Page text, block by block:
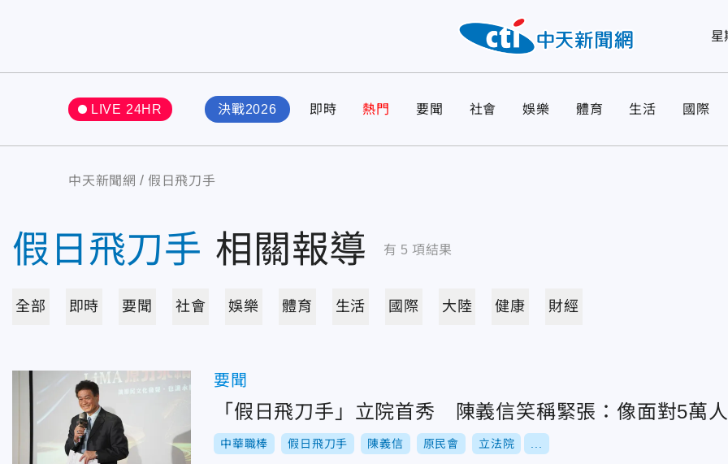
星
LIVE 24HR 決戰2026 即時 熱門 要聞 社會 娛樂 體育 生活 國際
中天新聞網 假日飛刀手
假日飛刀手 相關報導 有 5 項結果
全部 即時 要聞 社會 娛樂 體育 生活 國際 大陸 健康 財經
要聞
「假日飛刀手」立院首秀 陳義信笑稱緊張：像面對5萬
中華職棒 假日飛刀手 陳義信 原民會 立法院